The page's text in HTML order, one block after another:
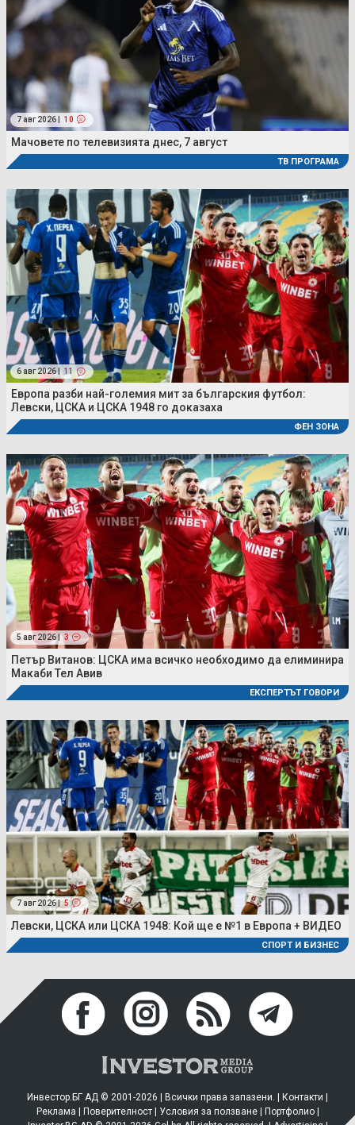
7 авг 2026 | 10
Мачовете по телевизията днес, 7 август
ТВ ПРОГРАМА
6 авг 2026 | 11
Европа разби най-големия мит за българския футбол:
Левски, ЦСКА и ЦСКА 1948 го доказаха
ФЕН ЗОНА
5 авг 2026 | 3
Петър Витанов: ЦСКА има всичко необходимо да елиминира
Макаби Тел Авив
ЕКСПЕРТЪТ ГОВОРИ
7 авг 2026 | 5
Левски, ЦСКА или ЦСКА 1948: Кой ще е №1 в Европа + ВИДЕО
СПОРТ И БИЗНЕС
Инвестор.БГ АД © 2001-2026 | Всички права запазени. | Контакти |
Реклама | Поверителност| Условия за ползване| Портфолио|